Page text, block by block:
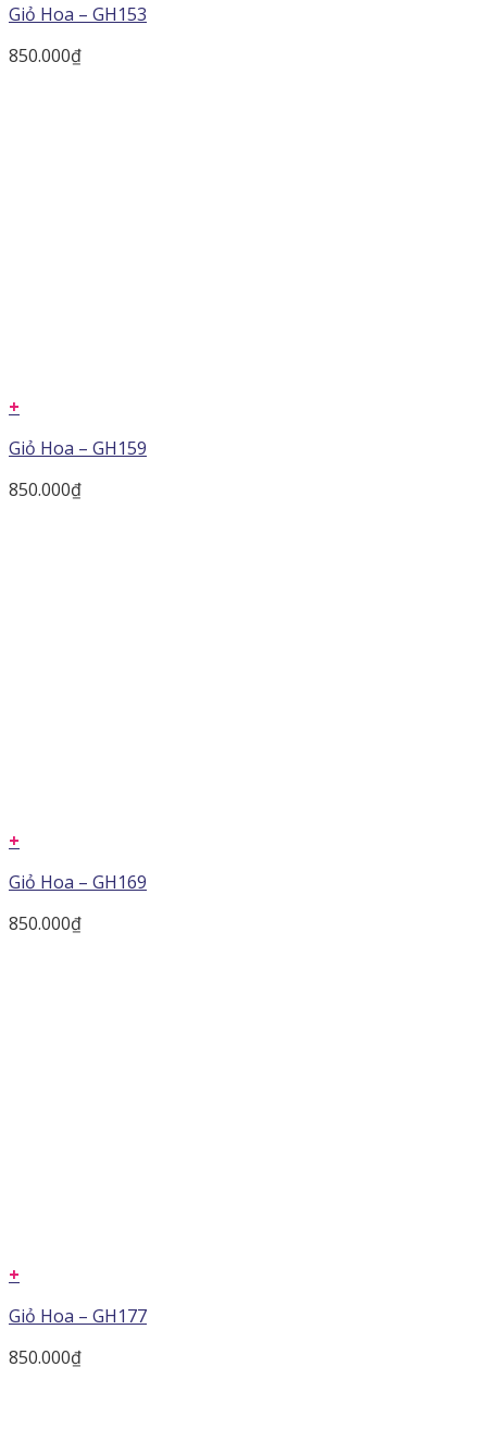
Giỏ Hoa – GH153
850.000₫
+
Giỏ Hoa – GH159
850.000₫
+
Giỏ Hoa – GH169
850.000₫
+
Giỏ Hoa – GH177
850.000₫